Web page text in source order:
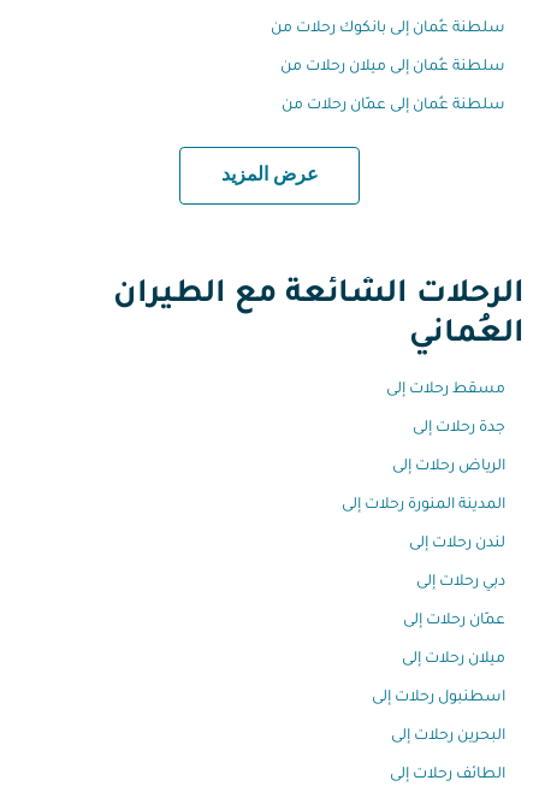
سلطنة عُمان إلى بانكوك رحلات من
سلطنة عُمان إلى ميلان رحلات من
سلطنة عُمان إلى عمّان رحلات من
عرض المزيد
الرحلات الشائعة مع الطيران
العُماني
مسقط رحلات إلى
جدة رحلات إلى
الرياض رحلات إلى
المدينة المنورة رحلات إلى
لندن رحلات إلى
دبي رحلات إلى
عمّان رحلات إلى
ميلان رحلات إلى
اسطنبول رحلات إلى
البحرين رحلات إلى
الطائف رحلات إلى